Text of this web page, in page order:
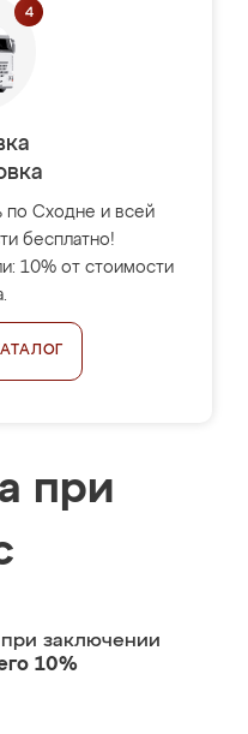
по Сходне и всей
бесплатно!
10% от стоимости
при
при заключении
10%